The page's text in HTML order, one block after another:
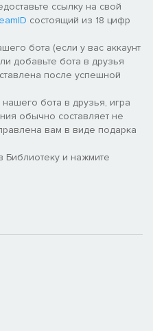
ссылку на свой
состоящий из 18 цифр
бота (если у вас аккаунт
добавьте бота в друзья
после успешной
бота в друзья, игра
обычно составляет не
вам в виде подарка
Библиотеку и нажмите